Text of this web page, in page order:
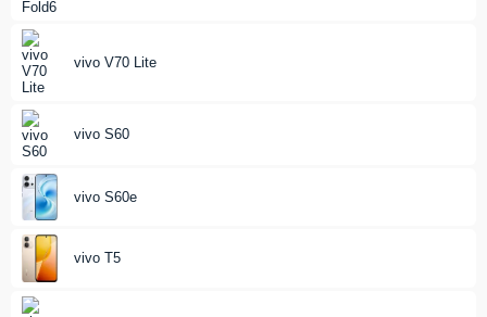
vivo V70 Lite
vivo S60
vivo S60e
vivo T5